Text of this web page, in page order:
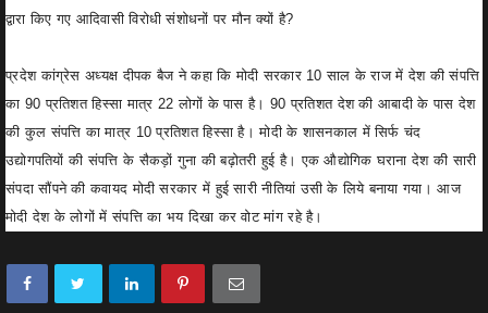
द्वारा किए गए आदिवासी विरोधी संशोधनों पर मौन क्यों है?
प्रदेश कांग्रेस अध्यक्ष दीपक बैज ने कहा कि मोदी सरकार 10 साल के राज में देश की संपत्ति
का 90 प्रतिशत हिस्सा मात्र 22 लोगों के पास है। 90 प्रतिशत देश की आबादी के पास देश
की कुल संपत्ति का मात्र 10 प्रतिशत हिस्सा है। मोदी के शासनकाल में सिर्फ चंद
उद्योगपतियों की संपत्ति के सैकड़ों गुना की बढ़ोतरी हुई है। एक औद्योगिक घराना देश की सारी
संपदा सौंपने की कवायद मोदी सरकार में हुई सारी नीतियां उसी के लिये बनाया गया। आज
मोदी देश के लोगों में संपत्ति का भय दिखा कर वोट मांग रहे है।